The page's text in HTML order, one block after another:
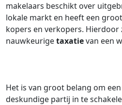
makelaars beschikt over
lokale markt en heeft een
kopers en verkopers. Hierdoor
nauwkeurigetaxatievan een
Het is van groot belang om
deskundige partij in te